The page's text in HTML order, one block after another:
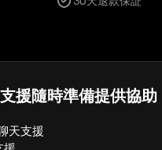
援隨時準備提供協助
天支援